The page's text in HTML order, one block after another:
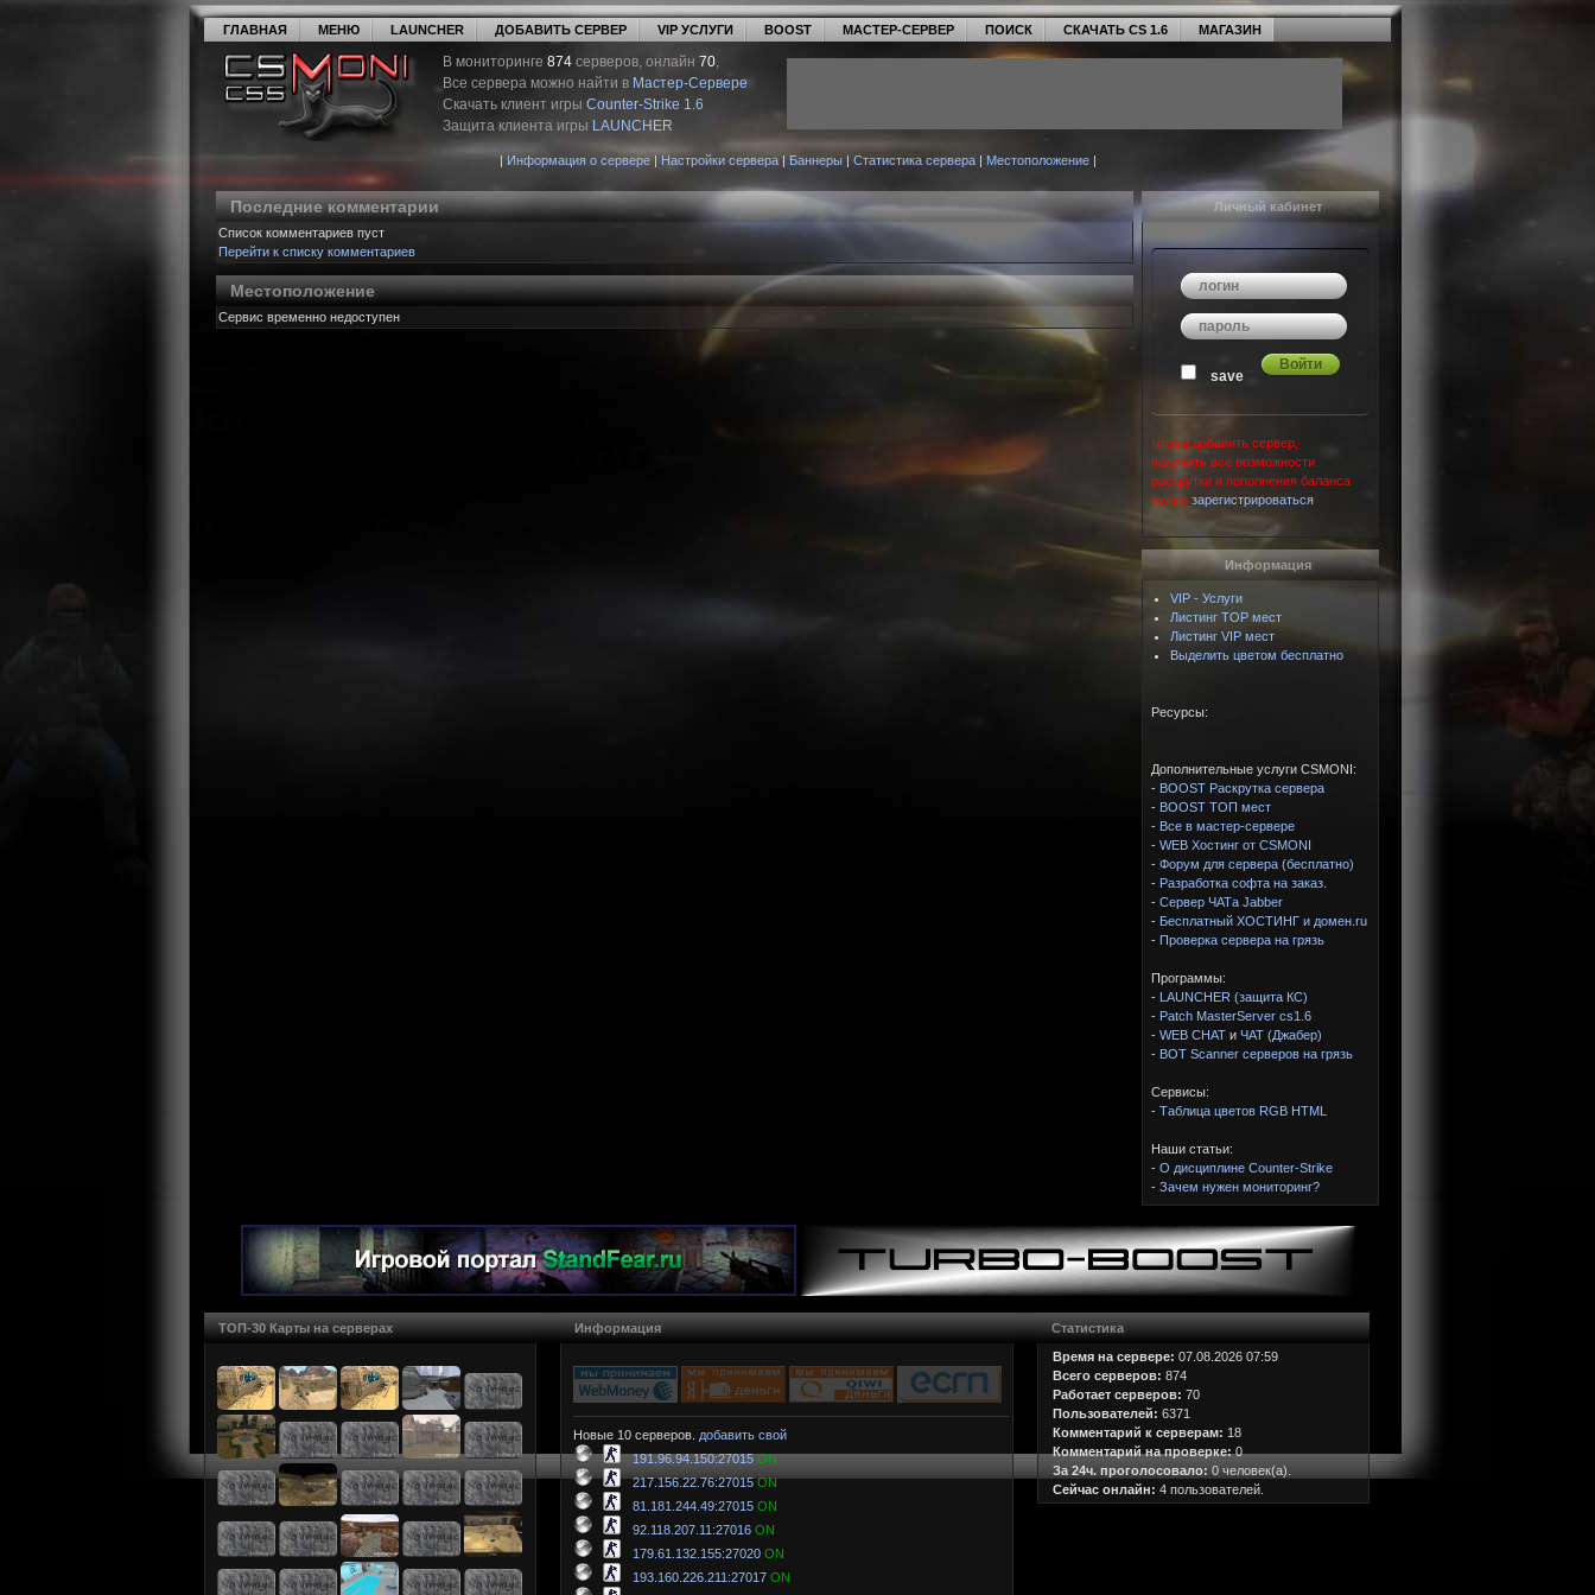
ГЛАВНАЯ МЕНЮ LAUNCHER ДОБАВИТЬ СЕРВЕР VIP УСЛУГИ BOOST МАСТЕР-СЕРВЕР ПОИСК СКАЧАТЬ CS 1.6 МАГАЗИН
В мониторинге 874 серверов, онлайн 70,
Все сервера можно найти в Мастер-Сервере
Скачать клиент игры Counter-Strike 1.6
Защита клиента игры LAUNCHER
| Информация о сервере| Настройки сервера| Баннеры| Статистика сервера| Местоположение|
Последние комментарии
Список комментариев пуст
Перейти к списку комментариев
Местоположение
Сервис временно недоступен
Личный кабинет
save
Чтобы добавить сервер,
получить все возможности
раскрутки и пополнения баланса
нужно зарегистрироваться
Информация
VIP - Услуги
Листинг TOP мест
Листинг VIP мест
Выделить цветом бесплатно
Ресурсы:
Дополнительные услуги CSMONI:
- BOOST Раскрутка сервера
- BOOST ТОП мест
- Все в мастер-сервере
- WEB Хостинг от CSMONI
- Форум для сервера (бесплатно)
- Разработка софта на заказ.
- Сервер ЧАТа Jabber
- Бесплатный ХОСТИНГ и домен.ru
- Проверка сервера на грязь
Программы:
- LAUNCHER (защита КС)
- Patch MasterServer cs1.6
- WEB CHAT и ЧАТ (Джабер)
- BOT Scanner серверов на грязь
Сервисы:
- Таблица цветов RGB HTML
Наши статьи:
- О дисциплине Counter-Strike
- Зачем нужен мониторинг?
ТОП-30 Карты на серверах Информация
Новые 10 серверов. добавить свой
191.96.94.150:27015ON
217.156.22.76:27015ON
81.181.244.49:27015 ON
92.118.207.11:27016 ON
179.61.132.155:27020 ON
193.160.226.211:27017 ON
Статистика
Время на сервере: 07.08.2026 07:59
Всего серверов: 874
Работает серверов: 70
Пользователей: 6371
Комментарий к серверам: 18
Комментарий на проверке:0
За 24ч. проголосовало: 0 человек(а).
Сейчас онлайн: 4 пользователей.